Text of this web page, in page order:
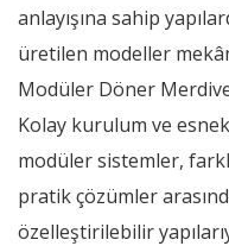
anlayışına sahip
üretilen modeller
Modüler Döner
Kolay kurulum ve
modüler sistemler,
pratik çözümler
özelleştirilebilir